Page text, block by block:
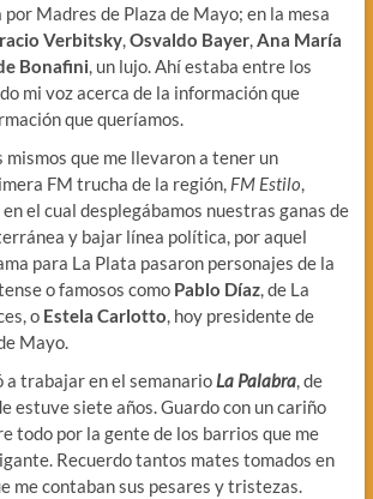
Madres de Plaza de Mayo; en la mesa
Verbitsky,Osvaldo Bayer,Ana María
Bonafini, un lujo. Ahí estaba entre los
mi voz acerca de la información que
que queríamos.
mismos que me llevaron a tener un
FM trucha de la región, FM Estilo,
en el cual desplegábamos nuestras ganas de
y bajar línea política, por aquel
para La Plata pasaron personajes de la
o famosos como Pablo Díaz, de La
o Estela Carlotto, hoy presidente de
Mayo.
a trabajar en el semanarioLa Palabra, de
estuve siete años. Guardo con un cariño
todo por la gente de los barrios que me
Recuerdo tantos mates tomados en
me contaban sus pesares y tristezas.